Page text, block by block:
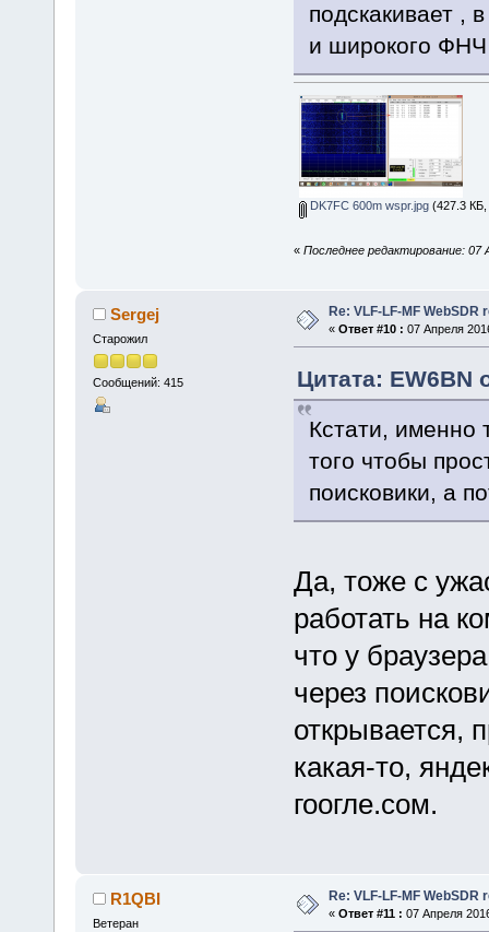
подскакивает
и широкого ФНЧ
DK7FC 600m wspr.jpg(427.3 КБ,
« Последнее редактирование: 07
Sergej
Старожил
Сообщений: 415
Re: VLF-LF-MF
« Ответ #10 : 07 Апреля
Цитата: EW6BN
Кстати, именно
того чтобы
поисковики, а
Да, тоже с
работать на
что у
через
открывается,
какая-то,
гоогле.сом.
R1QBI
Ветеран
Re: VLF-LF-MF
« Ответ #11 : 07 Апреля